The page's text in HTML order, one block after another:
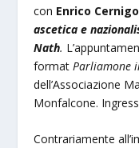
con Enrico
ascetica e
Nath.
formatParliamone
dell’Associazione
Monfalcone.
Contrariamente